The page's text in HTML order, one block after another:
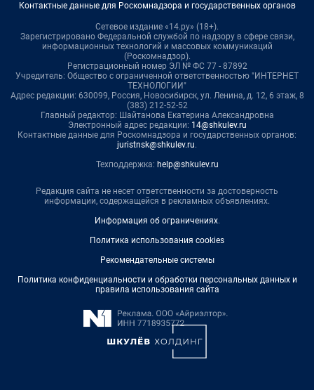
Контактные данные для Роскомнадзора и государственных органов
Сетевое издание «14.ру» (18+).
Зарегистрировано Федеральной службой по надзору в сфере связи,
информационных технологий и массовых коммуникаций
(Роскомнадзор).
Регистрационный номер ЭЛ № ФС 77 - 87892
Учредитель: Общество с ограниченной ответственностью "ИНТЕРНЕТ
ТЕХНОЛОГИИ"
Адрес редакции: 630099, Россия, Новосибирск, ул. Ленина, д. 12, 6 этаж, 8
(383) 212-52-52
Главный редактор: Шайтанова Екатерина Александровна
Электронный адрес редакции: 14@shkulev.ru
Контактные данные для Роскомнадзора и государственных органов:
juristnsk@shkulev.ru.
Техподдержка: help@shkulev.ru
Редакция сайта не несет ответственности за достоверность
информации, содержащейся в рекламных объявлениях.
Информация об ограничениях.
Политика использования cookies
Рекомендательные системы
Политика конфиденциальности и обработки персональных данных и
правила использования сайта